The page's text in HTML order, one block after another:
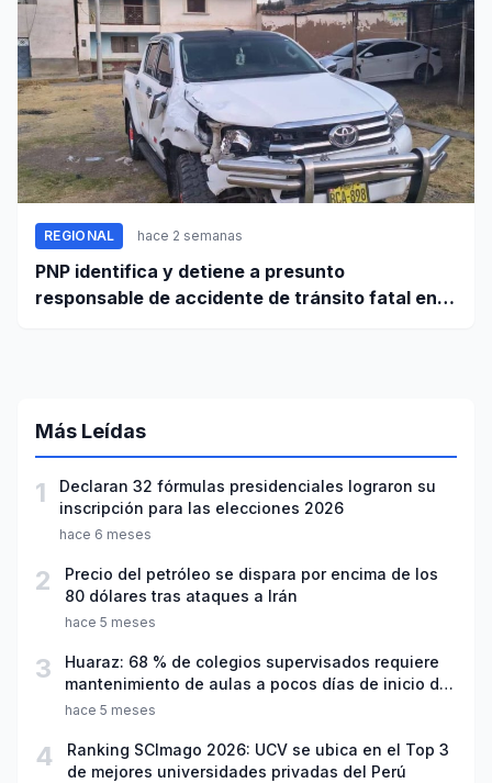
REGIONAL hace 2 semanas
PNP identifica y detiene a presunto
responsable de accidente de tránsito fatal en
Más Leídas
1
Declaran 32 fórmulas presidenciales lograron su
inscripción para las elecciones 2026
hace 6 meses
2
Precio del petróleo se dispara por encima de los
80 dólares tras ataques a Irán
hace 5 meses
3
Huaraz: 68 % de colegios supervisados requiere
mantenimiento de aulas a pocos días de inicio del
año escolar 2026
hace 5 meses
4
Ranking SCImago 2026: UCV se ubica en el Top 3
de mejores universidades privadas del Perú